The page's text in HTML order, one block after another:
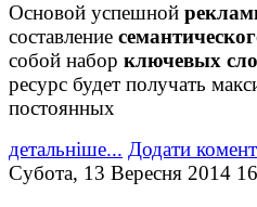
Основой успешной
составление
собой набор ключевых
ресурс будет получать
постоянных
детальніше... Додати
Субота, 13 Вересня 2014